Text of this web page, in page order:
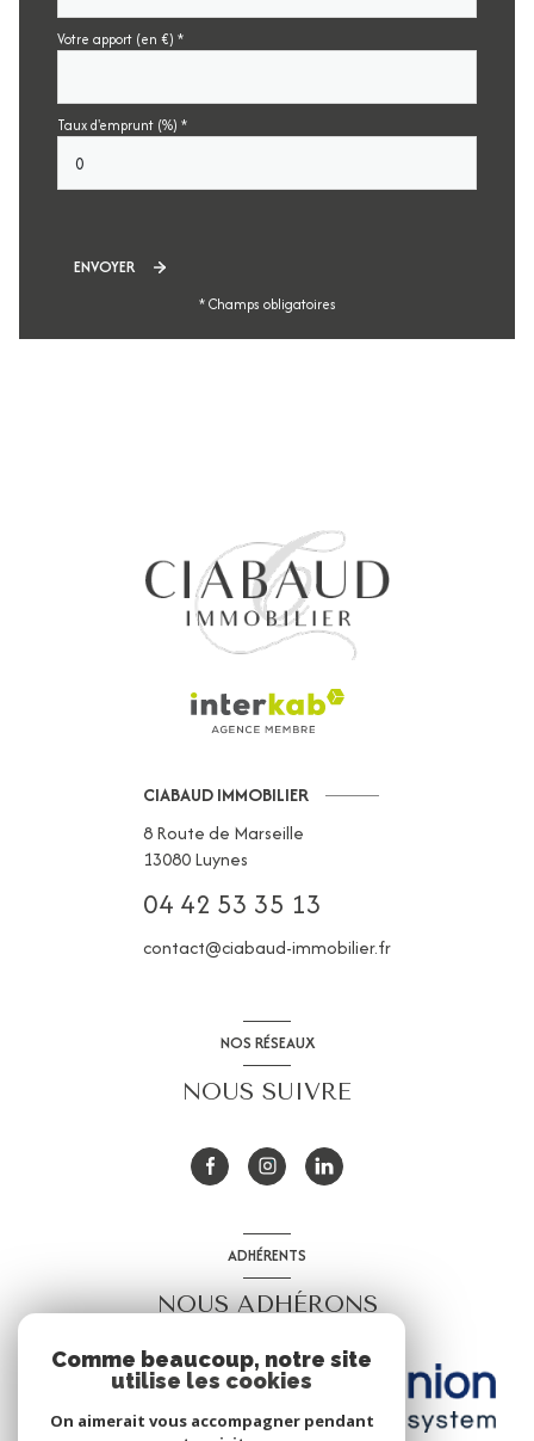
Votre apport (en €) *
Taux d'emprunt (%) *
ENVOYER
* Champs obligatoires
CIABAUD IMMOBILIER
8 Route de Marseille
13080Luynes
04 42 53 35 13
contact@ciabaud-immobilier.fr
NOS RÉSEAUX
NOUS SUIVRE
ADHÉRENTS
NOUS ADHÉRONS
Comme beaucoup, notre site
utilise les cookies
On aimerait vous accompagner pendant